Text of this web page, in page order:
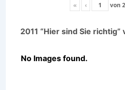
« ‹ von 2
2011 “Hier sind Sie
No Images found.